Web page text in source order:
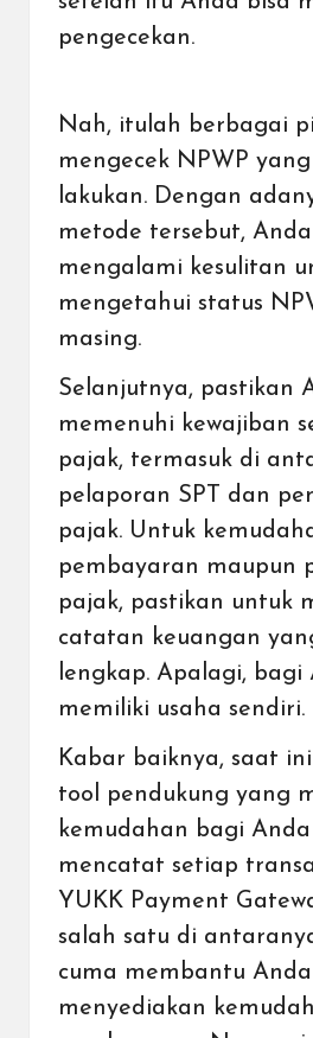
pengecekan.
Nah, itulah berbagai
mengecek NPWP
lakukan. Dengan
metode tersebut,
mengalami kesulitan
mengetahui status
masing.
Selanjutnya, pastikan
memenuhi kewajiban
pajak, termasuk di
pelaporan SPT dan
pajak. Untuk
pembayaran maupun
pajak, pastikan untuk
catatan keuangan
lengkap. Apalagi, bagi
memiliki usaha sendiri.
Kabar baiknya, saat
tool pendukung yang
kemudahan bagi
mencatat setiap
YUKK Payment
salah satu di
cuma membantu
menyediakan